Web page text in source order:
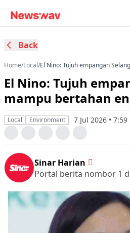
Back
Home/Local/El Nino: Tujuh empangan
El Nino: Tujuh
mampu bertahan
Local Environment 7 Jul 2026 • 7:59
Sinar Harian
Portal berita nombor 1